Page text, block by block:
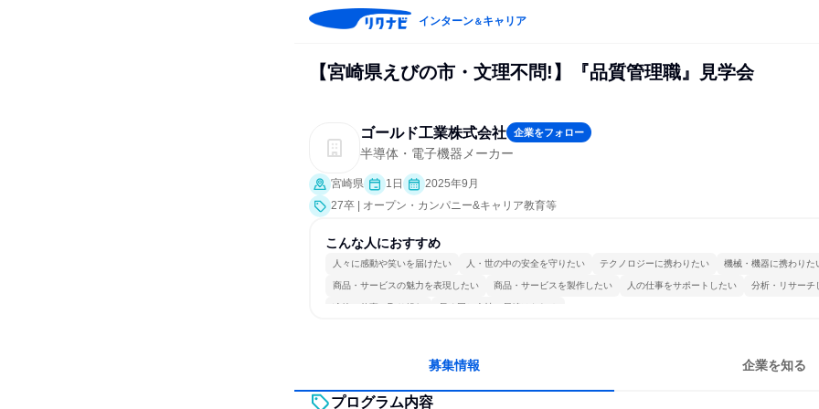
インターン＆キャリア
【宮崎県えびの市・文理不問!】『品質管理職』見学会
ゴールド工業株式会社 企業をフォロー
半導体・電子機器メーカー
宮崎県 1日
2025年9月
27卒 | オープン・カンパニー&キャリア教育等
こんな人におすすめ
人々に感動や笑いを届けたい 人・世の中の安全を守りたい テクノロジーに携わりたい 機械・機器に携わりた
商品・サービスの魅力を表現したい 商品・サービスを製作したい 人の仕事をサポートしたい 分析・リサーチ
冷静に仕事に取り組む 長く同じ会社に居続けられる
募集情報 企業を知る
プログラム内容